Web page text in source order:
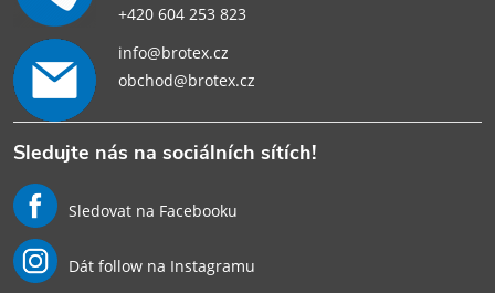
+420 604 253 823
info@brotex.cz
obchod@brotex.cz
Sledujte nás na sociálních sítích!
Sledovat na Facebooku
Dát follow na Instagramu